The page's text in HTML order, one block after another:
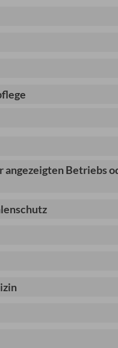
angezeigten Betriebs